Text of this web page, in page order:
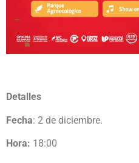
Detalles
Fecha: 2 de diciembre.
Hora: 18:00